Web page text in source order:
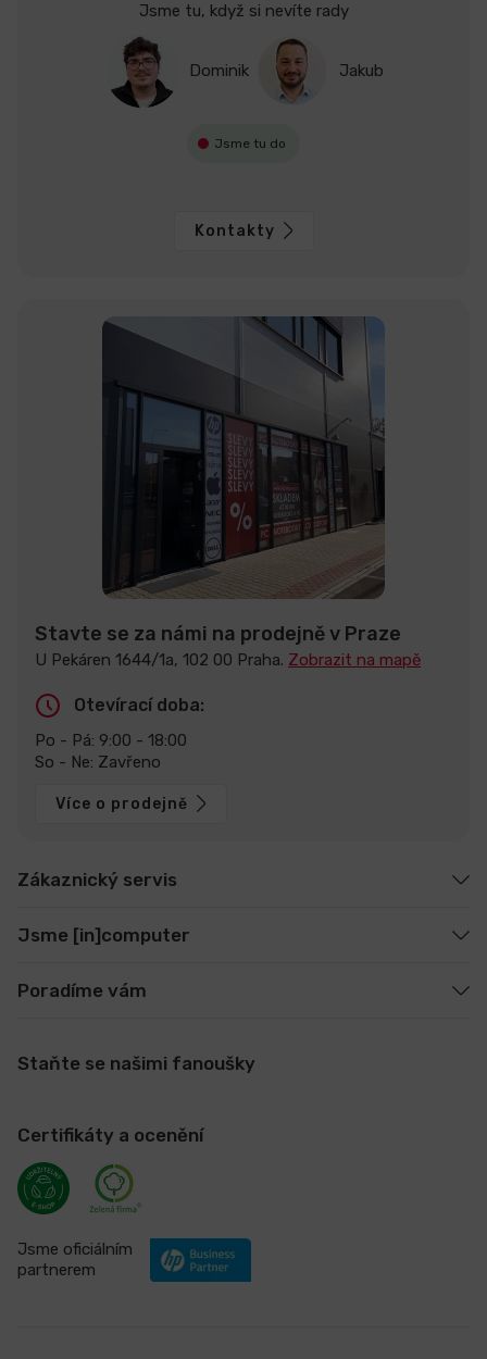
Jsme tu, když si nevíte rady
Dominik Jakub
Jsme tu do
Kontakty
Stavte se za námi na prodejně v Praze
U Pekáren 1644/1a, 102 00 Praha. Zobrazit na mapě
Otevírací doba:
Po - Pá: 9:00 - 18:00
So - Ne: Zavřeno
Více o prodejně
Zákaznický servis
Jsme [in]computer
Poradíme vám
Staňte se našimi fanoušky
Certifikáty a ocenění
Jsme oficiálním
partnerem